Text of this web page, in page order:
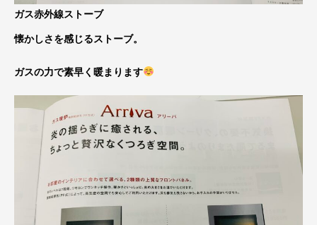
ガス赤外線ストーブ
懐かしさを感じるストーブ。
ガスの力で素早く暖まります